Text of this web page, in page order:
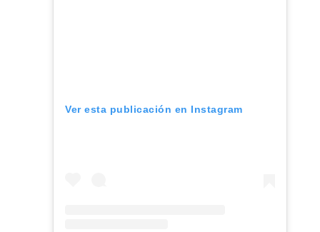
Ver esta publicación en Instagram